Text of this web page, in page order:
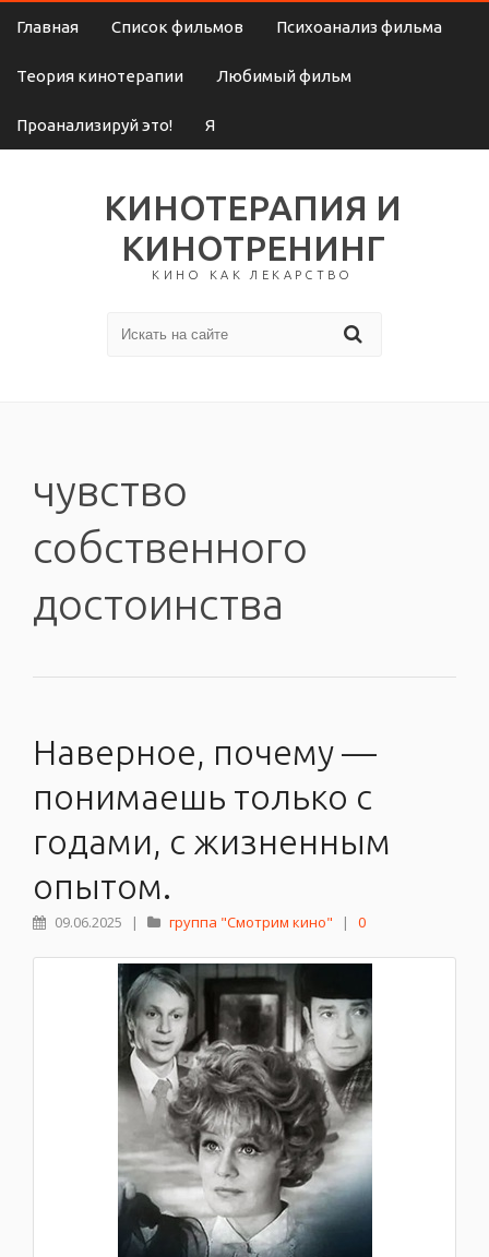
Главная Список фильмов Психоанализ фильма
Теория кинотерапии Любимый фильм
Проанализируй это! Я
КИНОТЕРАПИЯ И
КИНОТРЕНИНГ
КИНО КАК ЛЕКАРСТВО
чувство
собственного
достоинства
Наверное, почему —
понимаешь только с
годами, с жизненным
опытом.
09.06.2025 | группа "Смотрим кино" | 0